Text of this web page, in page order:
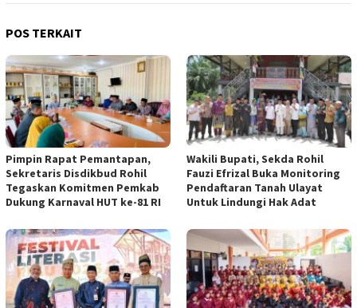
POS TERKAIT
Pimpin Rapat Pemantapan,
Sekretaris Disdikbud Rohil
Tegaskan Komitmen Pemkab
Dukung Karnaval HUT ke-81 RI
Wakili Bupati, Sekda Rohil
Fauzi Efrizal Buka Monitoring
Pendaftaran Tanah Ulayat
Untuk Lindungi Hak Adat